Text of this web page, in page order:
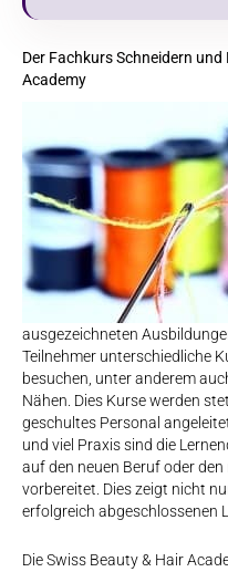
Der Fachkurs Schneidern
Academy
ausgezeichneten
Teilnehmer unterschiedliche
besuchen, unter anderem
Nähen. Dies Kurse werden
geschultes Personal
und viel Praxis sind die
auf den neuen Beruf oder
vorbereitet. Dies zeigt nicht
erfolgreich abgeschlossenen
Die Swiss Beauty & Hair